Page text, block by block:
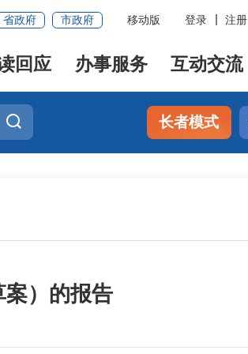
省政府 市政府 移动版 登录 注册
回应 办事服务 互动交流
长者模式
案）的报告